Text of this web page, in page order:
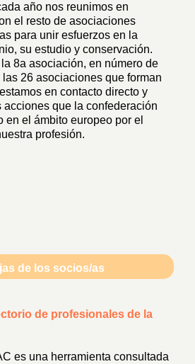
año nos reunimos en
el resto de asociaciones
para unir esfuerzos en la
su estudio y conservación.
8a asociación, en número de
26 asociaciones que forman
en contacto directo y
que la confederación
en el ámbito europeo por el
profesión.
de los socios/as
de profesionales de la
es una herramienta consultada